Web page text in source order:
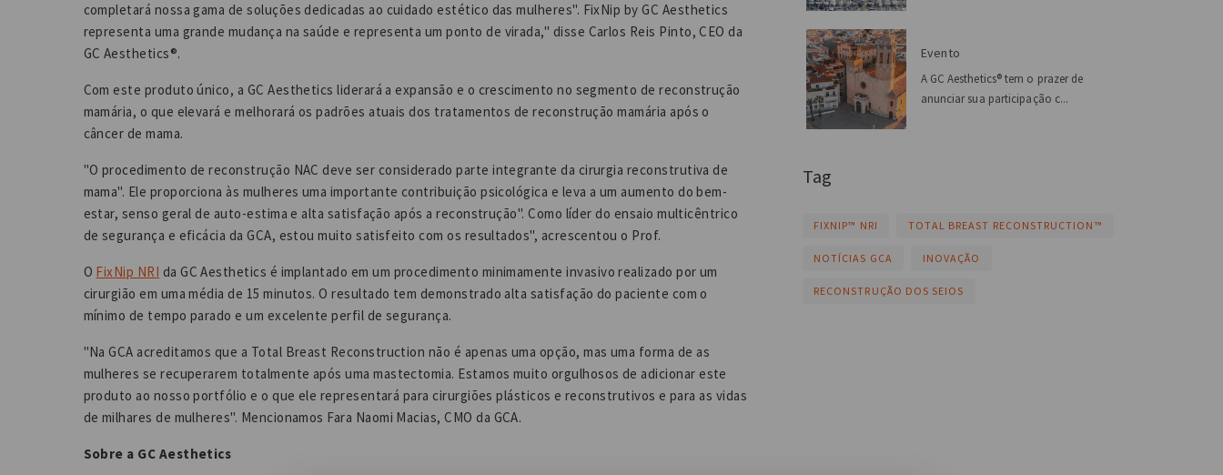
completará nossa gama de soluções dedicadas ao cuidado estético das mulheres". FixNip by GC Aesthetics
representa uma grande mudança na saúde e representa um ponto de virada," disse Carlos Reis Pinto, CEO da
GC Aesthetics®.
Com este produto único, a GC Aesthetics liderará a expansão e o crescimento no segmento de reconstrução
mamária, o que elevará e melhorará os padrões atuais dos tratamentos de reconstrução mamária após o
câncer de mama.
"O procedimento de reconstrução NAC deve ser considerado parte integrante da cirurgia reconstrutiva de
mama". Ele proporciona às mulheres uma importante contribuição psicológica e leva a um aumento do bem-
estar, senso geral de auto-estima e alta satisfação após a reconstrução". Como líder do ensaio multicêntrico
de segurança e eficácia da GCA, estou muito satisfeito com os resultados", acrescentou o Prof.
O FixNip NRI da GC Aesthetics é implantado em um procedimento minimamente invasivo realizado por um
cirurgião em uma média de 15 minutos. O resultado tem demonstrado alta satisfação do paciente com o
mínimo de tempo parado e um excelente perfil de segurança.
"Na GCA acreditamos que a Total Breast Reconstruction não é apenas uma opção, mas uma forma de as
mulheres se recuperarem totalmente após uma mastectomia. Estamos muito orgulhosos de adicionar este
produto ao nosso portfólio e o que ele representará para cirurgiões plásticos e reconstrutivos e para as vidas
de milhares de mulheres". Mencionamos Fara Naomi Macias, CMO da GCA.
Sobre a GC Aesthetics
Evento
A GC Aesthetics® tem o prazer de
anunciar sua participação c...
Tag
FIXNIP™ NRI TOTAL BREAST RECONSTRUCTION™
NOTÍCIAS GCA INOVAÇÃO
RECONSTRUÇÃO DOS SEIOS